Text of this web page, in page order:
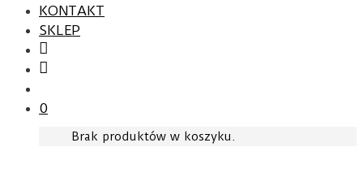
KONTAKT
SKLEP
0
Brak produktów w koszyku.